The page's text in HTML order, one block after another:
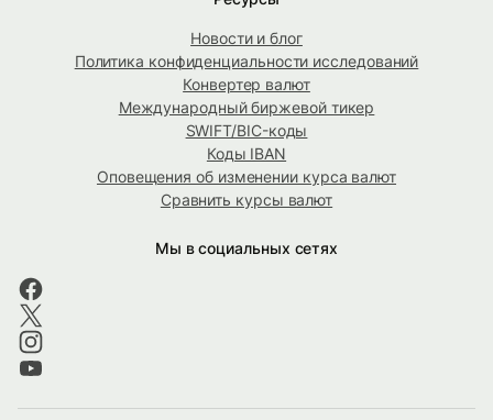
Новости и блог
Политика конфиденциальности исследований
Конвертер валют
Международный биржевой тикер
SWIFT/BIC-коды
Коды IBAN
Оповещения об изменении курса валют
Сравнить курсы валют
Мы в социальных сетях